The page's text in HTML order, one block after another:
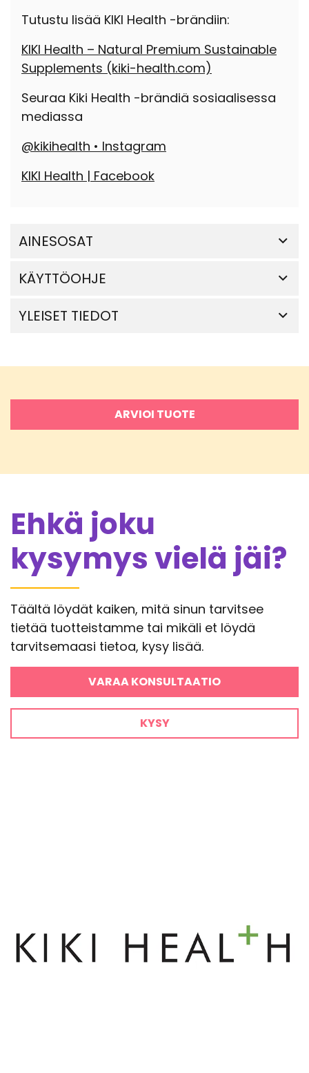
Tutustu lisää KIKI Health -brändiin:
KIKI Health – Natural Premium Sustainable
Supplements (kiki-health.com)
Seuraa Kiki Health -brändiä sosiaalisessa
mediassa
@kikihealth • Instagram
KIKI Health | Facebook
AINESOSAT
KÄYTTÖOHJE
YLEISET TIEDOT
ARVIOI TUOTE
Ehkä joku
kysymys vielä jäi?
Täältä löydät kaiken, mitä sinun tarvitsee
tietää tuotteistamme tai mikäli et löydä
tarvitsemaasi tietoa, kysy lisää.
VARAA KONSULTAATIO
KYSY